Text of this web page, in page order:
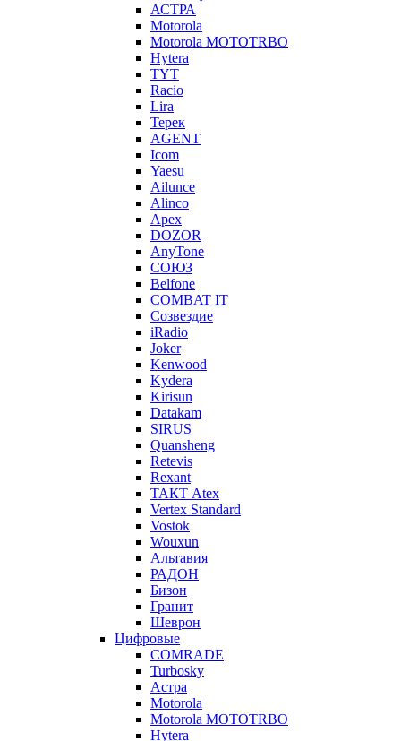
АСТРА
Motorola
Motorola MOTOTRBO
Hytera
TYT
Racio
Lira
Терек
AGENT
Icom
Yaesu
Ailunce
Alinco
Apex
DOZOR
AnyTone
СОЮЗ
Belfone
COMBAT IT
Созвездие
iRadio
Joker
Kenwood
Kydera
Kirisun
Datakam
SIRUS
Quansheng
Retevis
Rexant
ТАКТ Atex
Vertex Standard
Vostok
Wouxun
Альтавия
РАДОН
Бизон
Гранит
Шеврон
Цифровые
COMRADE
Turbosky
Астра
Motorola
Motorola MOTOTRBO
Hytera